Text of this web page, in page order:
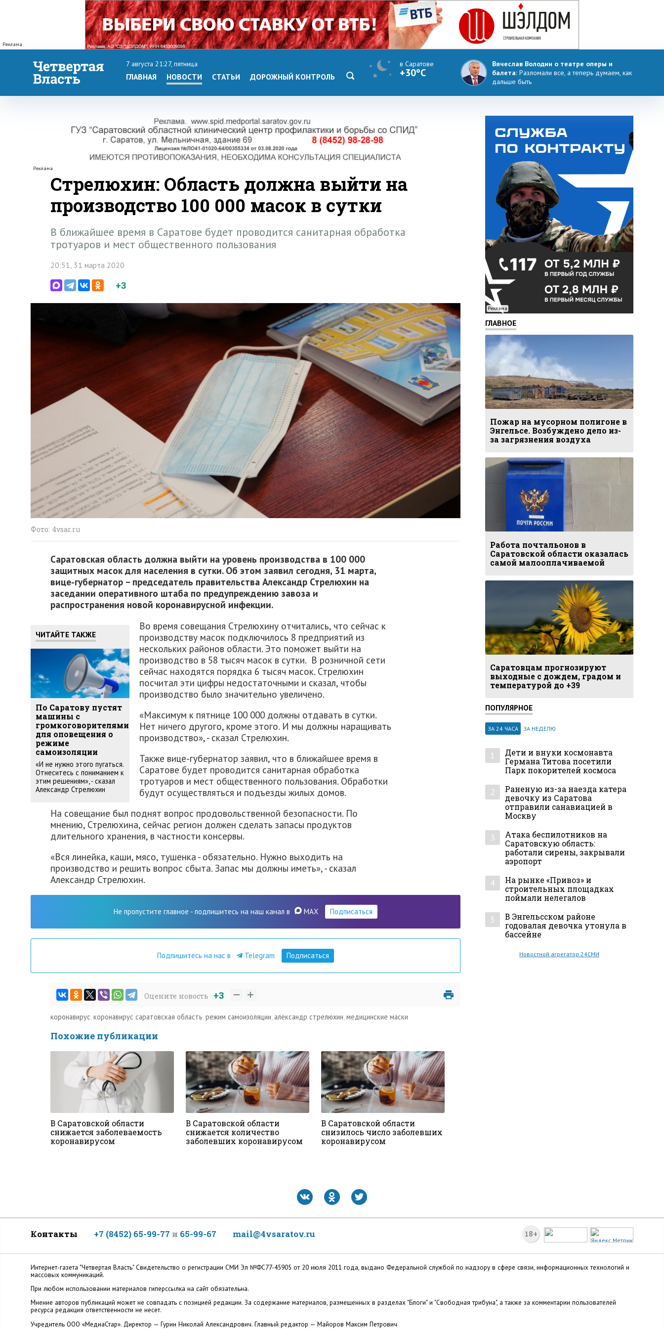
Реклама
7 августа 21:27, пятница
ГЛАВНАЯ НОВОСТИ СТАТЬИ ДОРОЖНЫЙ КОНТРОЛЬ
в Саратове
+30°C
Вячеслав Володин о театре оперы и
балета: Разломали все, а теперь думаем, как
дальше быть
Реклама
Стрелюхин: Область должна выйти на
производство 100 000 масок в сутки
В ближайшее время в Саратове будет проводится санитарная обработка
тротуаров и мест общественного пользования
20:51, 31 марта 2020
+3
Фото: 4vsar.ru
Саратовская область должна выйти на уровень производства в 100 000
защитных масок для населения в сутки. Об этом заявил сегодня, 31 марта,
вице-губернатор – председатель правительства Александр Стрелюхин на
заседании оперативного штаба по предупреждению завоза и
распространения новой коронавирусной инфекции.
ЧИТАЙТЕ ТАКЖЕ
По Саратову пустят
машины с
громкоговорителями
для оповещения о
режиме
самоизоляции
«И не нужно этого пугаться.
Отнеситесь с пониманием к
этим решениям», - сказал
Александр Стрелюхин
Во время совещания Стрелюхину отчитались, что сейчас к
производству масок подключилось 8 предприятий из
нескольких районов области. Это поможет выйти на
производство в 58 тысяч масок в сутки. В розничной сети
сейчас находятся порядка 6 тысяч масок. Стрелюхин
посчитал эти цифры недостаточными и сказал, чтобы
производство было значительно увеличено.
«Максимум к пятнице 100 000 должны отдавать в сутки.
Нет ничего другого, кроме этого. И мы должны наращивать
производство», - сказал Стрелюхин.
Также вице-губернатор заявил, что в ближайшее время в
Саратове будет проводится санитарная обработка
тротуаров и мест общественного пользования. Обработки
будут осуществляться и подъезды жилых домов.
На совещание был поднят вопрос продовольственной безопасности. По
мнению, Стрелюхина, сейчас регион должен сделать запасы продуктов
длительного хранения, в частности консервы.
«Вся линейка, каши, мясо, тушенка - обязательно. Нужно выходить на
производство и решить вопрос сбыта. Запас мы должны иметь», - сказал
Александр Стрелюхин.
Не пропустите главное - подпишитесь на наш канал в MAX Подписаться
Подпишитесь на нас в Telegram Подписаться
Оцените новость +3
коронавирус коронавирус саратовская область режим самоизоляции александр стрелюхин медицинские маски
Похожие публикации
В Саратовской области
снижается заболеваемость
коронавирусом
В Саратовской области
снижается количество
заболевших коронавирусом
В Саратовской области
снизилось число заболевших
коронавирусом
Реклама
ГЛАВНОЕ
Пожар на мусорном полигоне в
Энгельсе. Возбуждено дело из-
за загрязнения воздуха
Работа почтальонов в
Саратовской области оказалась
самой малооплачиваемой
Саратовцам прогнозируют
выходные с дождем, градом и
температурой до +39
ПОПУЛЯРНОЕ
ЗА 24 ЧАСА ЗА НЕДЕЛЮ
1
Дети и внуки космонавта
Германа Титова посетили
Парк покорителей космоса
2
Раненую из-за наезда катера
девочку из Саратова
отправили санавиацией в
Москву
3
Атака беспилотников на
Саратовскую область:
работали сирены, закрывали
аэропорт
4
На рынке «Привоз» и
строительных площадках
поймали нелегалов
5
В Энгельсском районе
годовалая девочка утонула в
бассейне
Новостной агрегатор 24СМИ
18+
Контакты +7 (8452) 65-99-77 и 65-99-67 mail@4vsaratov.ru
Интернет-газета "Четвертая Власть" Cвидетельство о регистрации СМИ Эл №ФС77-45905 от 20 июля 2011 года, выдано Федеральной службой по надзору в сфере связи, информационных технологий и
массовых коммуникаций.
При любом использовании материалов гиперссылка на сайт обязательна.
Мнение авторов публикаций может не совпадать с позицией редакции. За содержание материалов, размещенных в разделах "Блоги" и "Свободная трибуна", а также за комментарии пользователей
ресурса редакция ответственности не несет.
Учредитель ООО «МедиаСтар». Директор — Гурин Николай Александрович. Главный редактор — Майоров Максим Петрович